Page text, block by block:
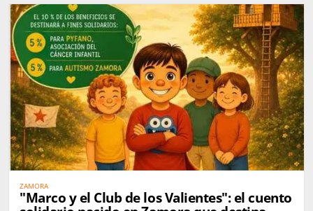
ZAMORA
"Marco y el Club de los Valientes": el cuento